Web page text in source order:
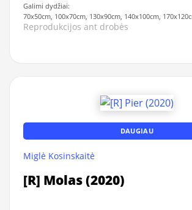
Galimi dydžiai:
70x50cm, 100x70cm, 130x90cm, 140x100cm,
Reprodukcijos ant drobės
DAUGIAU
Miglė Kosinskaitė
[R] Molas (2020)